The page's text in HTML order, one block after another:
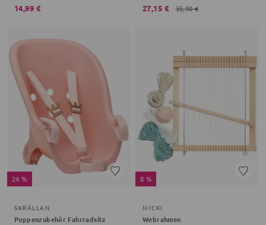
14,99 € 27,15 € 35,90 €
24 %
SKRÅLLAN
Puppenzubehör Fahrradsitz
8 %
MICKI
Webrahmen